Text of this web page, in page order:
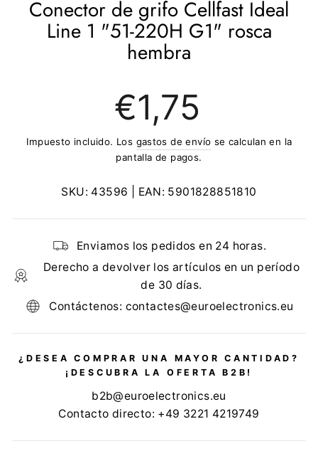
Conector de grifo Cellfast Ideal
Line 1 "51-220H G1" rosca
hembra
regular
€1,75
Impuesto incluido. Los gastos de envío se calculan en la
pantalla de pagos.
SKU: 43596 | EAN: 5901828851810
Enviamos los pedidos en 24 horas.
Derecho a devolver los artículos en un período
de 30 días.
Contáctenos: contactes@euroelectronics.eu
¿DESEA COMPRAR UNA MAYOR CANTIDAD?
¡DESCUBRA LA OFERTA B2B!
b2b@euroelectronics.eu
Contacto directo: +49 3221 4219749